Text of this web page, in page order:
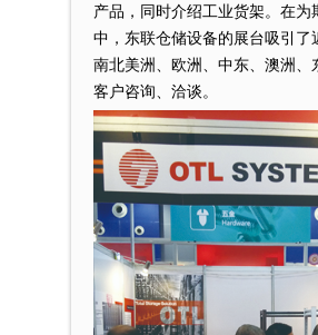
产品，同时介绍工业货架。在为
中，东联仓储设备的展台吸引了
南北美洲、欧洲、中东、澳洲、
客户咨询、洽谈。